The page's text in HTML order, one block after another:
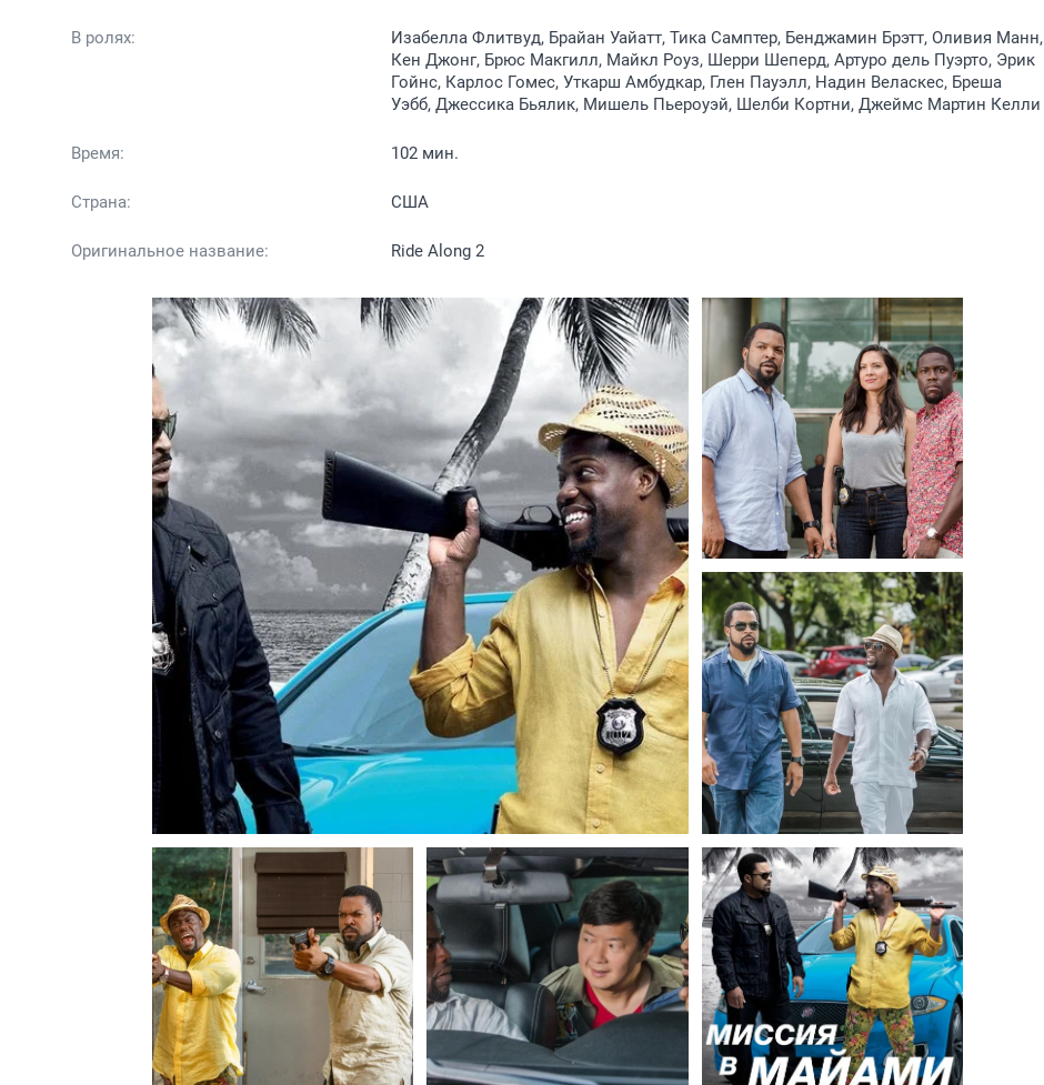
В ролях:
Изабелла Флитвуд, Брайан Уайатт, Тика Самптер, Бенджамин Брэтт, Оливия Манн,
Кен Джонг, Брюс Макгилл, Майкл Роуз, Шерри Шеперд, Артуро дель Пуэрто, Эрик
Гойнс, Карлос Гомес, Уткарш Амбудкар, Глен Пауэлл, Надин Веласкес, Бреша
Уэбб, Джессика Бьялик, Мишель Пьероуэй, Шелби Кортни, Джеймс Мартин Келли
Время: 102 мин.
Страна: США
Оригинальное название: Ride Along 2